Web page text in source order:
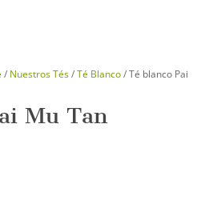
/ Nuestros Tés/Té Blanco/ Té blanco Pai
Mu Tan